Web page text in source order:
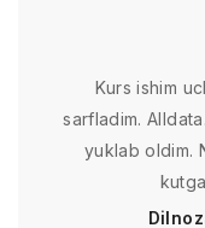
Kurs ishim
sarfladim.
yuklab oldim.